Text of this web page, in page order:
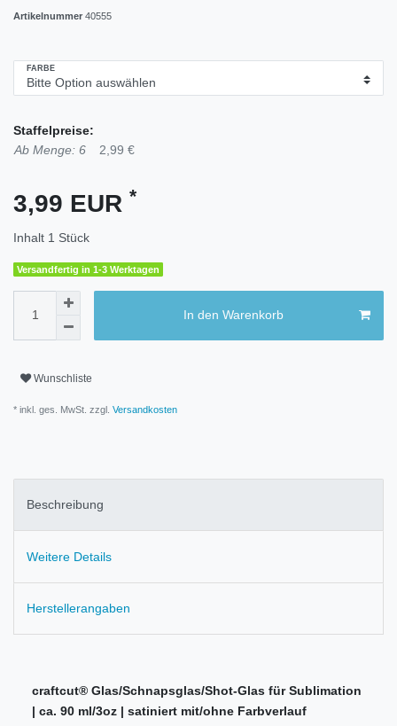
Artikelnummer 40555
FARBE
Staffelpreise:
Ab Menge: 6
2,99 €
3,99 EUR *
Inhalt 1 Stück
Versandfertig in 1-3 Werktagen
In den Warenkorb
Wunschliste
* inkl. ges. MwSt. zzgl. Versandkosten
Beschreibung
Weitere Details
Herstellerangaben
craftcut® Glas/Schnapsglas/Shot-Glas für Sublimation
| ca. 90 ml/3oz | satiniert mit/ohne Farbverlauf